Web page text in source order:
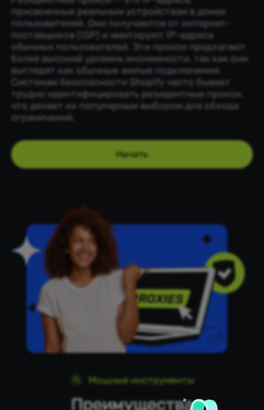
присвоенные реальным устройствам в домах
пользователей. Они получаются от интернет-
поставщиков (ISP) и имитируют IP-адреса
обычных пользователей. Эти прокси предлагают
более высокий уровень анонимности, так как они
выглядят как обычные жилые подключения.
Системам безопасности Shopify часто бывает
трудно идентифицировать резидентные прокси,
что делает их популярным выбором для обхода
ограничений.
Начать
Мощные инструменты
Преимущества